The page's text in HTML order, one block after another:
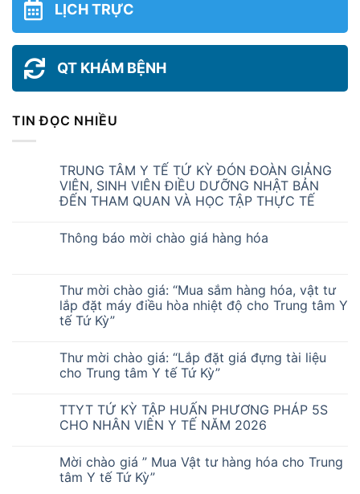
LỊCH TRỰC
QT KHÁM BỆNH
TIN ĐỌC NHIỀU
TRUNG TÂM Y TẾ TỨ KỲ ĐÓN ĐOÀN GIẢNG
VIÊN, SINH VIÊN ĐIỀU DƯỠNG NHẬT BẢN
ĐẾN THAM QUAN VÀ HỌC TẬP THỰC TẾ
Thông báo mời chào giá hàng hóa
Thư mời chào giá: “Mua sắm hàng hóa, vật tư
lắp đặt máy điều hòa nhiệt độ cho Trung tâm Y
tế Tứ Kỳ”
Thư mời chào giá: “Lắp đặt giá đựng tài liệu
cho Trung tâm Y tế Tứ Kỳ”
TTYT TỨ KỲ TẬP HUẤN PHƯƠNG PHÁP 5S
CHO NHÂN VIÊN Y TẾ NĂM 2026
Mời chào giá ” Mua Vật tư hàng hóa cho Trung
tâm Y tế Tứ Kỳ”